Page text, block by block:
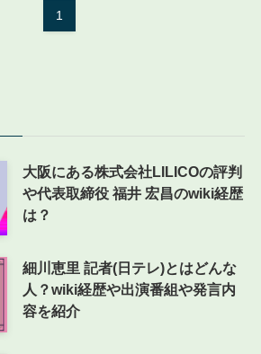
1
大阪にある株式会社LILICOの評判
や代表取締役 福井 宏昌のwiki経歴
は？
細川恵里 記者(日テレ)とはどんな
人？wiki経歴や出演番組や発言内
容を紹介